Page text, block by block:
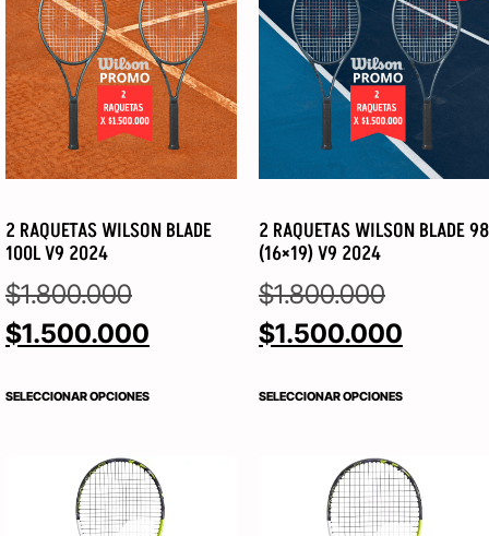
2 RAQUETAS WILSON BLADE
100L V9 2024
$1.800.000
$1.500.000
SELECCIONAR OPCIONES
2 RAQUETAS WILSON BLADE 98
(16×19) V9 2024
$1.800.000
$1.500.000
SELECCIONAR OPCIONES